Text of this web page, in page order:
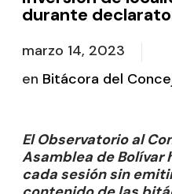
durante
marzo 14, 2023
en Bitácora del
El Observatorio al
Asamblea de Bolívar
cada sesión sin